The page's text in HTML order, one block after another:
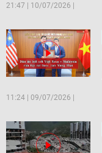
21:47 10/07/2026
11:24 09/07/2026